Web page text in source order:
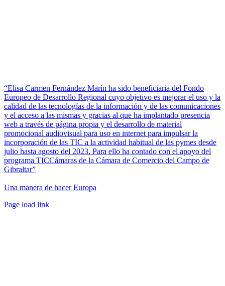
“Elisa Carmen Fernández Marín ha sido beneficiaria del Fondo
Europeo de Desarrollo Regional cuyo objetivo es mejorar el uso y la
calidad de las tecnologías de la información y de las comunicaciones
y el acceso a las mismas y gracias al que ha implantado presencia
web a través de página propia y el desarrollo de material
promocional audiovisual para uso en internet para impulsar la
incorporación de las TIC a la actividad habitual de las pymes desde
julio hasta agosto del 2023. Para ello ha contado con el apoyo del
programa TICCámaras de la Cámara de Comercio del Campo de
Gibraltar”
Una manera de hacer Europa
Facebook
Twitter
Instagram
Pinterest
Page load link